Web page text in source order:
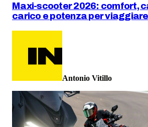
Maxi-scooter 2026: comfort,
carico e potenza per
Antonio Vitillo